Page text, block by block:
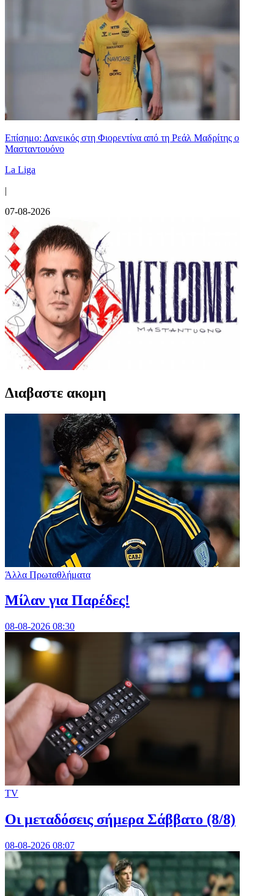
Επίσημο: Δανεικός στη Φιορεντίνα από τη Ρεάλ Μαδρίτης ο
Μασταντουόνο
La Liga
|
07-08-2026
Διαβαστε ακομη
Άλλα Πρωταθλήματα
Μίλαν για Παρέδες!
08-08-2026 08:30
TV
Οι μεταδόσεις σήμερα Σάββατο (8/8)
08-08-2026 08:07